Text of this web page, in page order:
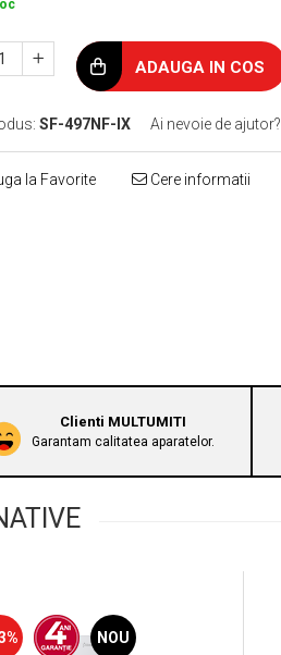
ADAUGA IN COS
SF-497NF-IX Ai nevoie de ajutor?
la Favorite Cere informatii
Clienti MULTUMITI
Garantam calitatea aparatelor.
NOU